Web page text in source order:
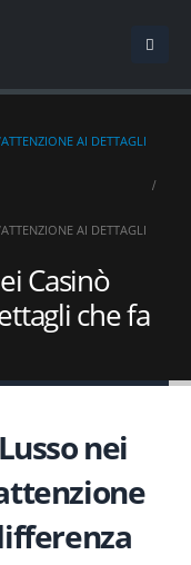
AI DETTAGLI
AI DETTAGLI
Casinò
che fa
nei